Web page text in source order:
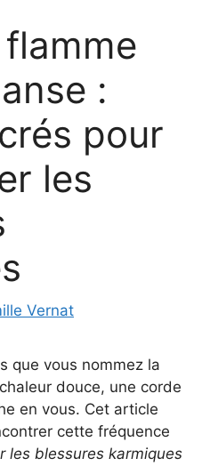
:
pour
les
Vernat
que vous nommez la
douce, une corde
en vous. Cet article
cette fréquence
les blessures karmiques